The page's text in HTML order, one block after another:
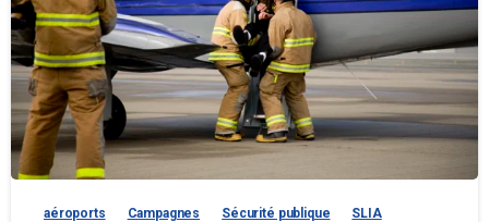
aéroports Campagnes Sécurité publique SLIA